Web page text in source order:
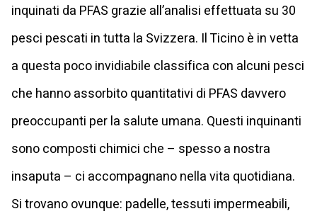
inquinati da PFAS grazie all’analisi effettuata su 30
pesci pescati in tutta la Svizzera. Il Ticino è in vetta
a questa poco invidiabile classifica con alcuni pesci
che hanno assorbito quantitativi di PFAS davvero
preoccupanti per la salute umana. Questi inquinanti
sono composti chimici che – spesso a nostra
insaputa – ci accompagnano nella vita quotidiana.
Si trovano ovunque: padelle, tessuti impermeabili,